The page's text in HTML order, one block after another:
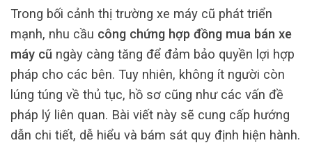
Trong bối cảnh thị trường xe máy cũ phát triển
mạnh, nhu cầu công chứng hợp đồng mua bán xe
máy cũ ngày càng tăng để đảm bảo quyền lợi hợp
pháp cho các bên. Tuy nhiên, không ít người còn
lúng túng về thủ tục, hồ sơ cũng như các vấn đề
pháp lý liên quan. Bài viết này sẽ cung cấp hướng
dẫn chi tiết, dễ hiểu và bám sát quy định hiện hành.